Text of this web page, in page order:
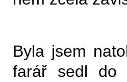
Byla jsem
farář sedl do